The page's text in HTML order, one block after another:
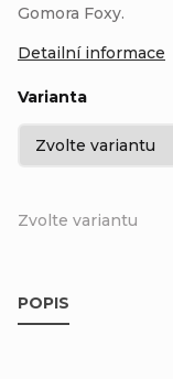
Zvolte variantu
Varianta
Gomora Foxy.
Detailní informace
POPIS